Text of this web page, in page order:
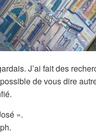
J’ai fait des
de vous dire
».